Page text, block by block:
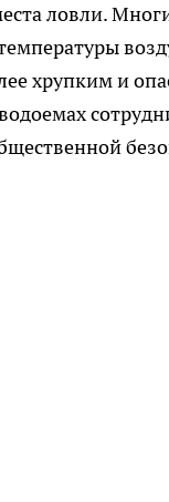
ловли.
хрупким и